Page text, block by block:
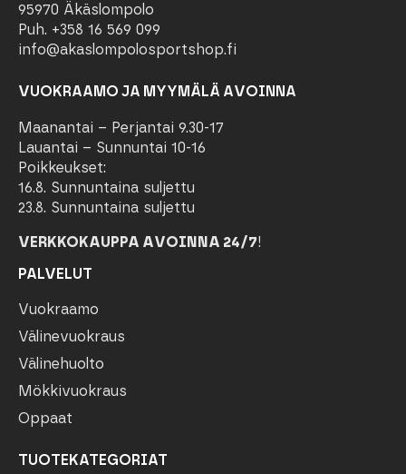
95970 Äkäslompolo
Puh. +358 16 569 099
info@akaslompolosportshop.fi
VUOKRAAMO JA MYYMÄLÄ AVOINNA
Maanantai – Perjantai 9.30-17
Lauantai – Sunnuntai 10-16
Poikkeukset:
16.8. Sunnuntaina suljettu
23.8. Sunnuntaina suljettu
VERKKOKAUPPA AVOINNA 24/7!
PALVELUT
Vuokraamo
Välinevuokraus
Välinehuolto
Mökkivuokraus
Oppaat
TUOTEKATEGORIAT